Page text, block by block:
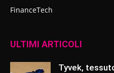
FinanceTech
ULTIMI ARTICOLI
Tyvek,